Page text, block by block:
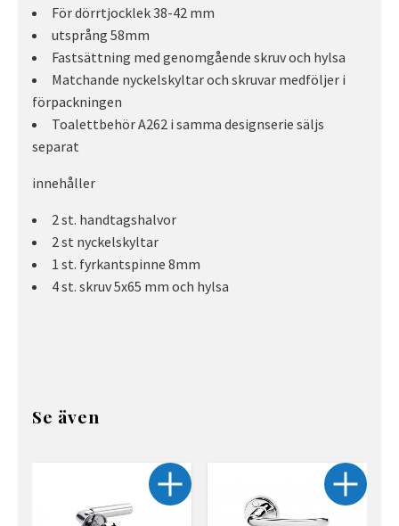
För dörrtjocklek 38-42 mm
utsprång 58mm
Fastsättning med genomgående skruv och hylsa
Matchande nyckelskyltar och skruvar medföljer i
förpackningen
Toalettbehör A262 i samma designserie säljs
separat
innehåller
2 st. handtagshalvor
2 st nyckelskyltar
1 st. fyrkantspinne 8mm
4 st. skruv 5x65 mm och hylsa
Se även